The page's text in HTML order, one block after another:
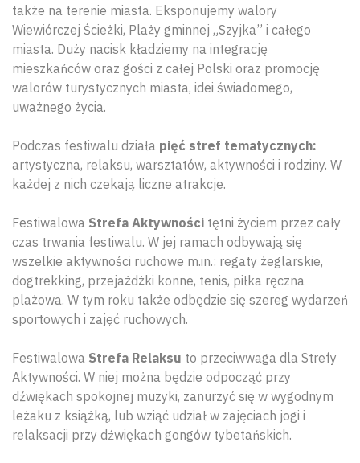
także na terenie miasta. Eksponujemy walory
Wiewiórczej Ścieżki, Plaży gminnej „Szyjka” i całego
miasta. Duży nacisk kładziemy na integrację
mieszkańców oraz gości z całej Polski oraz promocję
walorów turystycznych miasta, idei świadomego,
uważnego życia.
Podczas festiwalu działa pięć stref tematycznych:
artystyczna, relaksu, warsztatów, aktywności i rodziny. W
każdej z nich czekają liczne atrakcje.
Festiwalowa Strefa Aktywności tętni życiem przez cały
czas trwania festiwalu. W jej ramach odbywają się
wszelkie aktywności ruchowe m.in.: regaty żeglarskie,
dogtrekking, przejażdżki konne, tenis, piłka ręczna
plażowa. W tym roku także odbędzie się szereg wydarzeń
sportowych i zajęć ruchowych.
Festiwalowa Strefa Relaksu to przeciwwaga dla Strefy
Aktywności. W niej można będzie odpocząć przy
dźwiękach spokojnej muzyki, zanurzyć się w wygodnym
leżaku z książką, lub wziąć udział w zajęciach jogi i
relaksacji przy dźwiękach gongów tybetańskich.